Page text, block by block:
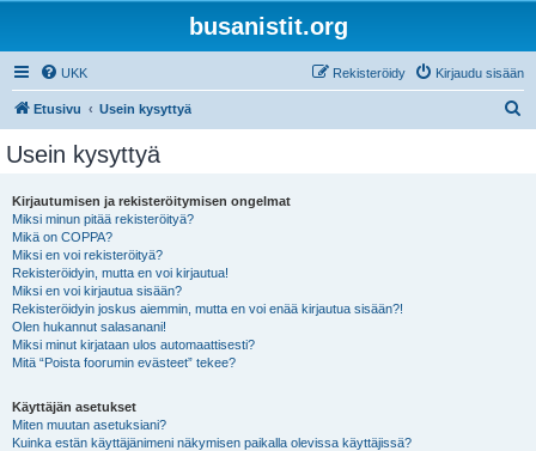
busanistit.org
UKK Kirjaudu sisään
Rekisteröidy
Etusivu Usein kysyttyä
Usein kysyttyä
Kirjautumisen ja rekisteröitymisen ongelmat
Miksi minun pitää rekisteröityä?
Mikä on COPPA?
Miksi en voi rekisteröityä?
Rekisteröidyin, mutta en voi kirjautua!
Miksi en voi kirjautua sisään?
Rekisteröidyin joskus aiemmin, mutta en voi enää kirjautua sisään?!
Olen hukannut salasanani!
Miksi minut kirjataan ulos automaattisesti?
Mitä “Poista foorumin evästeet” tekee?
Käyttäjän asetukset
Miten muutan asetuksiani?
Kuinka estän käyttäjänimeni näkymisen paikalla olevissa käyttäjissä?